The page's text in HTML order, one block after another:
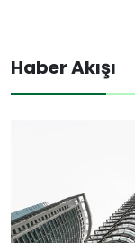
Haber Akışı